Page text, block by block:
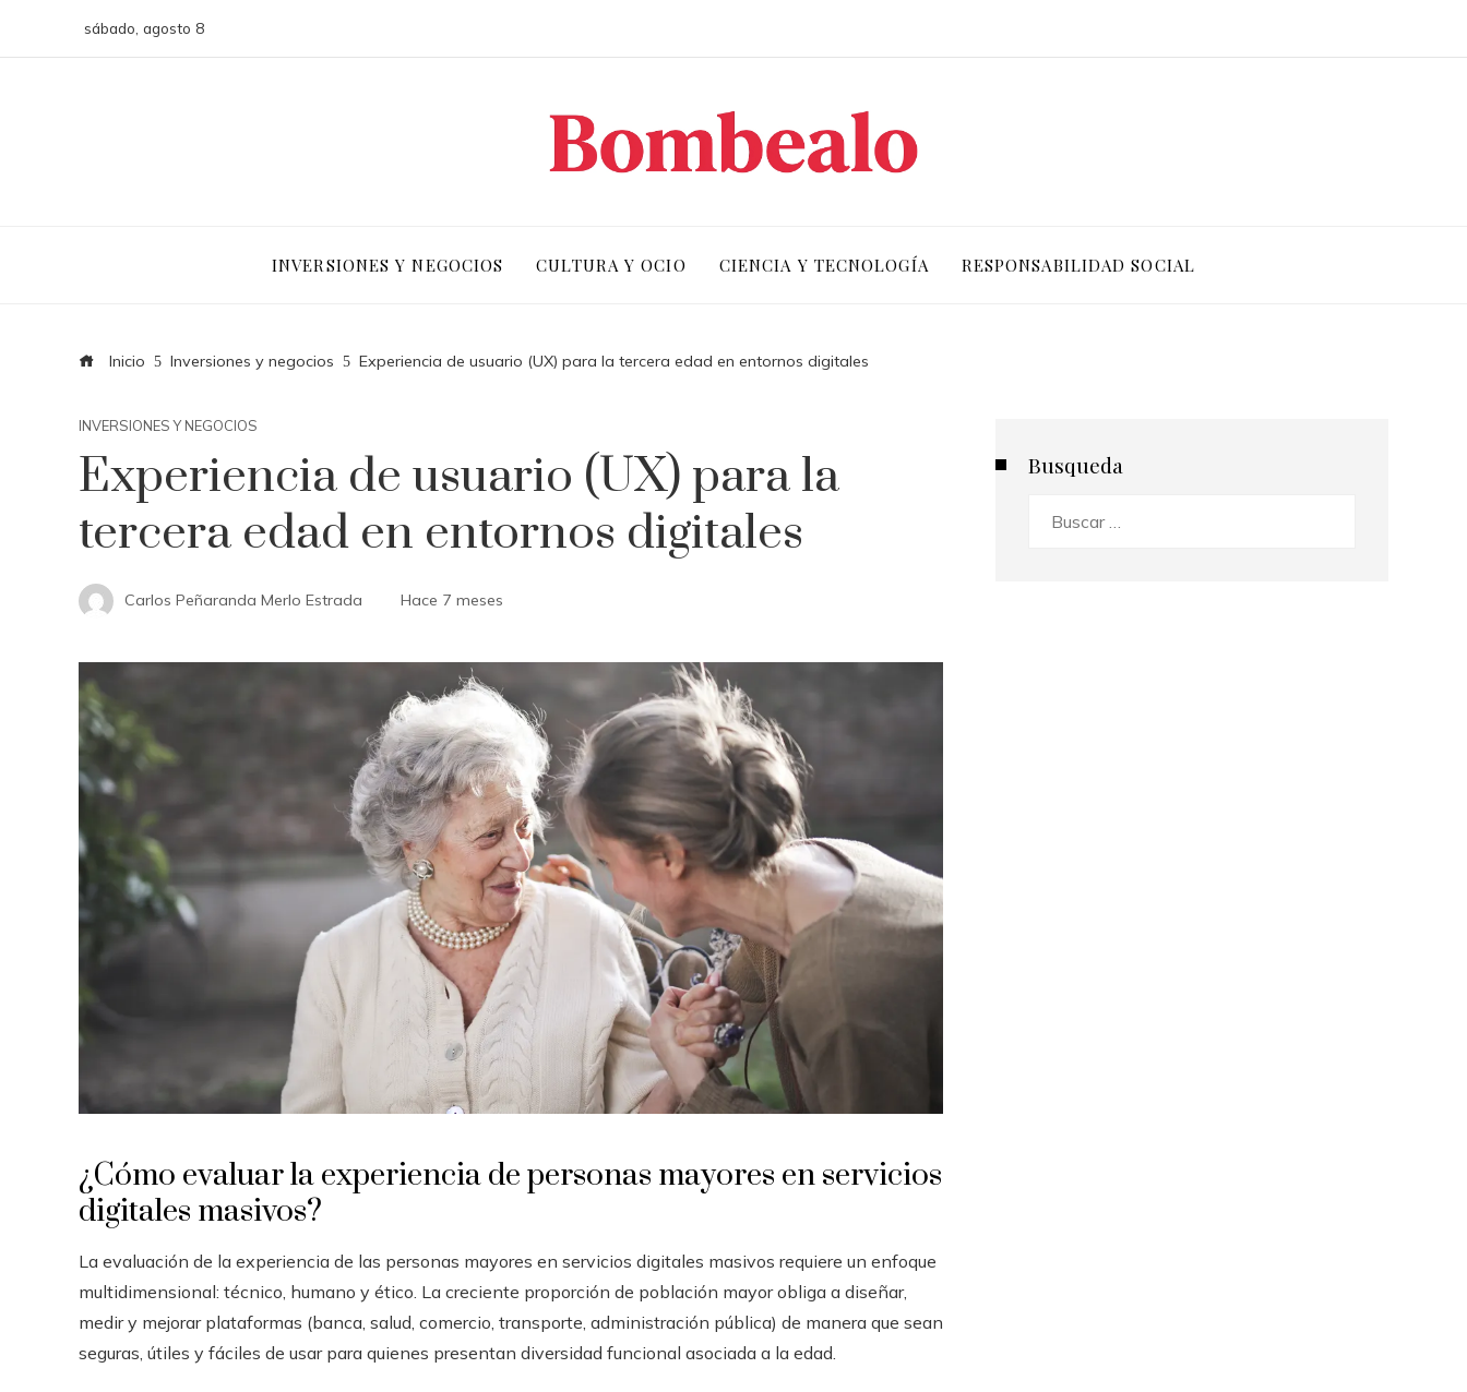
sábado, agosto 8
INVERSIONES Y NEGOCIOS CULTURA Y OCIO CIENCIA Y TECNOLOGÍA RESPONSABILIDAD SOCIAL
Inicio Inversiones y negocios Experiencia de usuario (UX) para la tercera edad en entornos digitales
INVERSIONES Y NEGOCIOS
Experiencia de usuario (UX) para la
tercera edad en entornos digitales
Carlos Peñaranda Merlo Estrada Hace 7 meses
¿Cómo evaluar la experiencia de personas mayores en servicios
digitales masivos?
La evaluación de la experiencia de las personas mayores en servicios digitales masivos requiere un enfoque
multidimensional: técnico, humano y ético. La creciente proporción de población mayor obliga a diseñar,
medir y mejorar plataformas (banca, salud, comercio, transporte, administración pública) de manera que sean
seguras, útiles y fáciles de usar para quienes presentan diversidad funcional asociada a la edad.
Busqueda